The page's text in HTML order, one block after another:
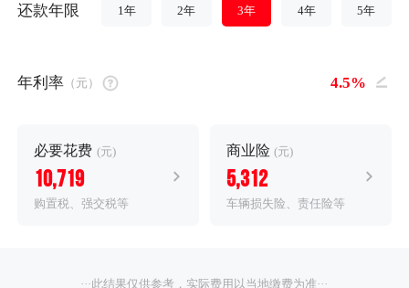
还款年限 1年 2年 3年 4年 5年
年利率 （元）
必要花费 (元)
10,719
购置税、强交税等
商业险 (元)
5,312
车辆损失险、责任险等
···此结果仅供参考，实际费用以当地缴费为准···